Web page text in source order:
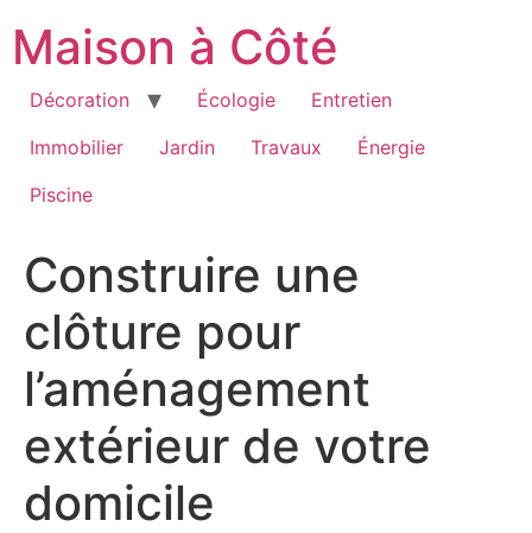
contenu
Maison à Côté
Décoration Écologie
Entretien
Immobilier
Jardin Travaux
Énergie
Piscine
Construire une
clôture pour
l’aménagement
extérieur de votre
domicile